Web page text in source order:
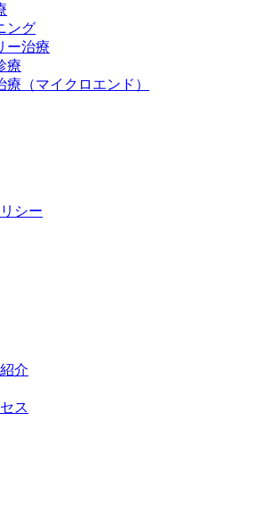
ング
ー治療
療
療（マイクロエンド）
シー
介
ス